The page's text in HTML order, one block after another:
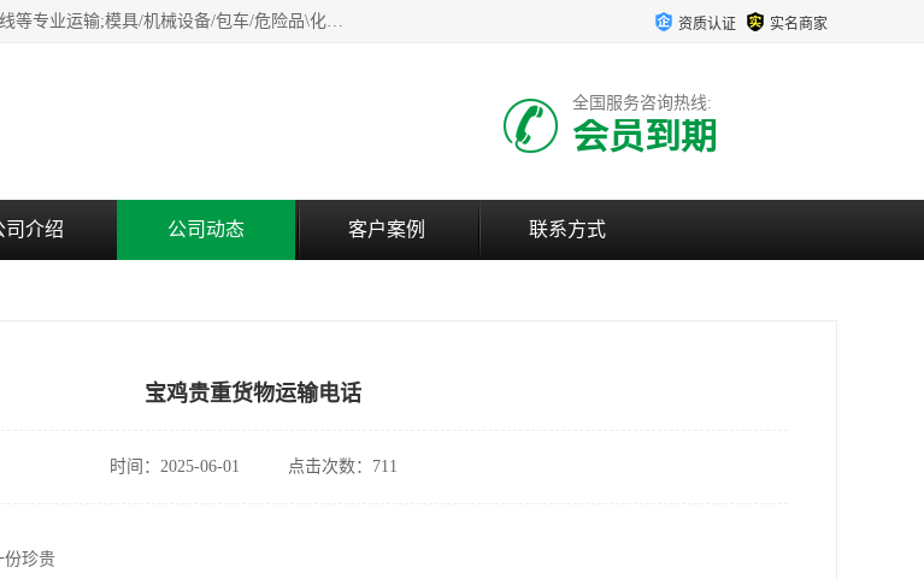
西安鸿福祥物流公司是西安轿车托运物流公司，从事：西安物流专线、西安货运专线等专业运输;模具/机械设备/包车/危险品\化工涂料/油漆机油\普通货物\食品\家具\贵重货物运输/易碎品运输/工艺品\行李\搬家运输等超限大件货物专业运输服务为一体。 资质认证 实名商家
全国服务咨询热线:
会员到期
司介绍 公司动态 客户案例 联系方式
宝鸡贵重货物运输电话
时间：2025-06-01 点击次数：711
份珍贵